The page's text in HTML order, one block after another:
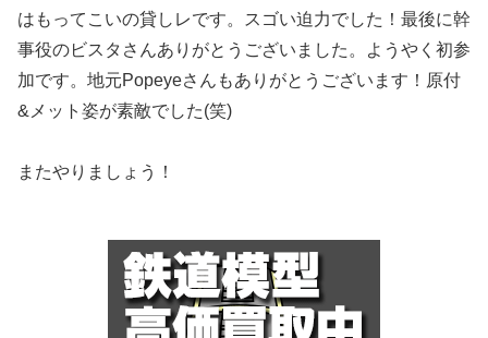
はもってこいの貸しレです。スゴい迫力でした！最後に幹
事役のビスタさんありがとうございました。ようやく初参
加です。地元Popeyeさんもありがとうございます！原付
&メット姿が素敵でした(笑)
またやりましょう！